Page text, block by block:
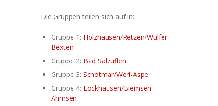
Die Gruppen teilen sich auf in:
Gruppe 1: Holzhausen/Retzen/Wülfer-
Bexten
Gruppe 2: Bad Salzuflen
Gruppe 3: Schötmar/Werl-Aspe
Gruppe 4: Lockhausen/Biemsen-
Ahmsen